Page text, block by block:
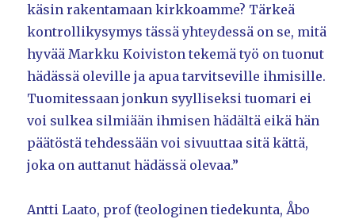
käsin rakentamaan kirkkoamme? Tärkeä
kontrollikysymys tässä yhteydessä on se, mitä
hyvää Markku Koiviston tekemä työ on tuonut
hädässä oleville ja apua tarvitseville ihmisille.
Tuomitessaan jonkun syylliseksi tuomari ei
voi sulkea silmiään ihmisen hädältä eikä hän
päätöstä tehdessään voi sivuuttaa sitä kättä,
joka on auttanut hädässä olevaa.”
Antti Laato, prof (teologinen tiedekunta, Åbo